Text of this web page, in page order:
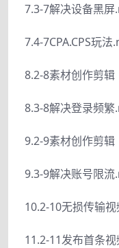
7.3-7解决设备黑
7.4-7CPA.CPS玩法
8.2-8素材创作剪
8.3-8解决登录频
9.2-9素材创作剪
9.3-9解决账号限
10.2-10无损传输
11.2-11发布首条